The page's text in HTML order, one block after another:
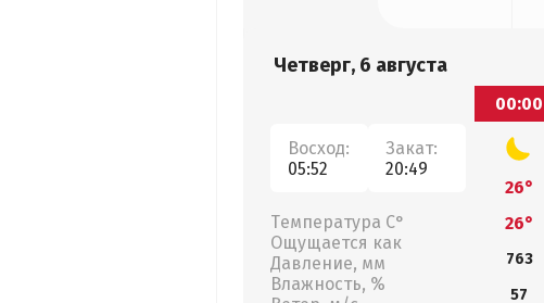
Четверг, 6 августа
Восход:
05:52
Закат:
20:49
Температура С°
Ощущается как
Давление, мм
Влажность, %
00:00
26°
26°
763
57